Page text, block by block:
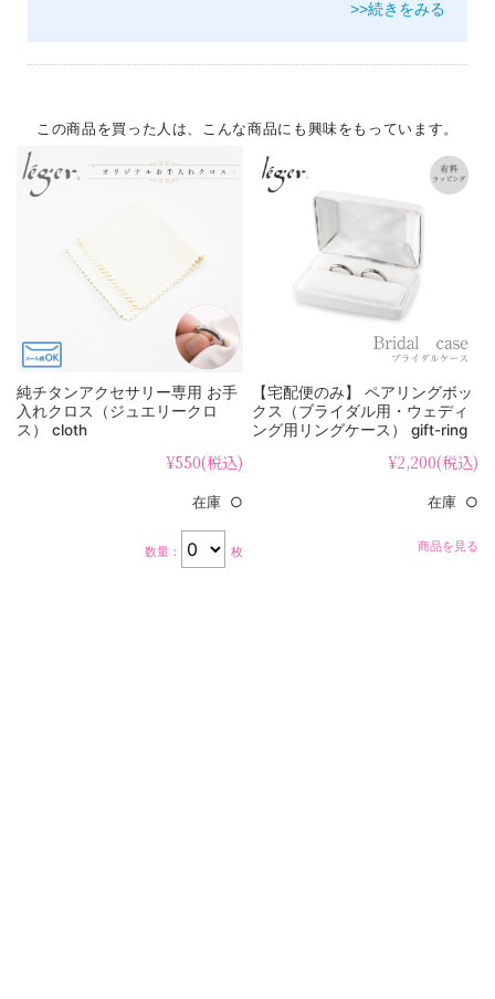
>>続きをみる
この商品を買った人は、こんな商品にも興味をもっています。
純チタンアクセサリー専用 お手
入れクロス（ジュエリークロ
ス） cloth
¥550(税込)
在庫 ○
数量： 枚
【宅配便のみ】 ペアリングボッ
クス（ブライダル用・ウェディ
ング用リングケース） gift-ring
¥2,200(税込)
在庫 ○
商品を見る